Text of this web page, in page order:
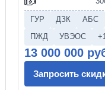
ГУР ДЗК АБС
ПЖД
УВЭОС
13 000 000
Запросить